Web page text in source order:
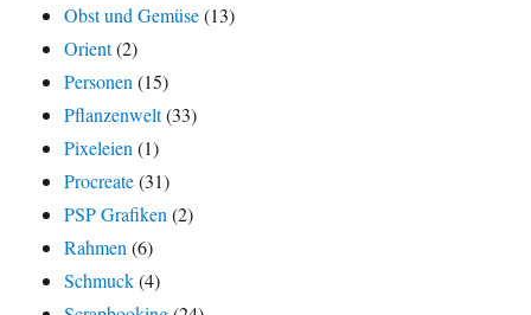
Obst und Gemüse(13)
Orient(2)
Personen (15)
Pflanzenwelt(33)
Pixeleien (1)
Procreate(31)
PSP Grafiken (2)
Rahmen (6)
Schmuck(4)